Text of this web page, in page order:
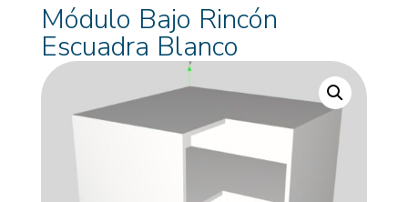
Módulo Bajo Rincón
Escuadra Blanco